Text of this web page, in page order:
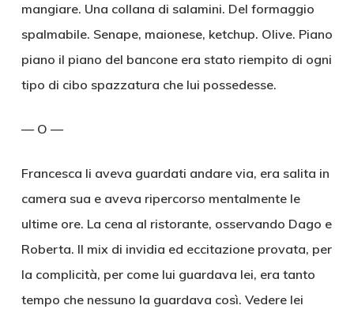
mangiare. Una collana di salamini. Del formaggio
spalmabile. Senape, maionese, ketchup. Olive. Piano
piano il piano del bancone era stato riempito di ogni
tipo di cibo spazzatura che lui possedesse.
— O —
Francesca li aveva guardati andare via, era salita in
camera sua e aveva ripercorso mentalmente le
ultime ore. La cena al ristorante, osservando Dago e
Roberta. Il mix di invidia ed eccitazione provata, per
la complicità, per come lui guardava lei, era tanto
tempo che nessuno la guardava così. Vedere lei